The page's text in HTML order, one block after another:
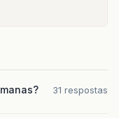
31 respostas